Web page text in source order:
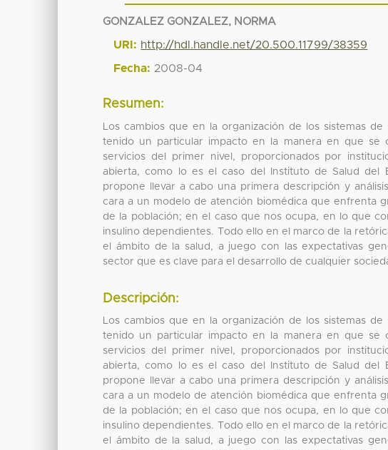
GONZALEZ GONZALEZ, NORMA
URI: http://hdl.handle.net/20.500.11799/38359
Fecha: 2008-04
Resumen:
Los cambios que en la organización de los sistemas
tenido un particular impacto en la manera en que
servicios del primer nivel, proporcionados por
abierta, como lo es el caso del Instituto de Salud del
propone llevar a cabo una primera descripción y
cara a un modelo de atención biomédica que enfrenta
de la población; en el caso que nos ocupa, en lo que
insulino dependientes. Todo ello en el marco de la
el ámbito de la salud, a juego con las expectativas
sector que es clave para el desarrollo de cualquier
Descripción:
Los cambios que en la organización de los sistemas
tenido un particular impacto en la manera en que
servicios del primer nivel, proporcionados por
abierta, como lo es el caso del Instituto de Salud del
propone llevar a cabo una primera descripción y
cara a un modelo de atención biomédica que enfrenta
de la población; en el caso que nos ocupa, en lo que
insulino dependientes. Todo ello en el marco de la
el ámbito de la salud, a juego con las expectativas